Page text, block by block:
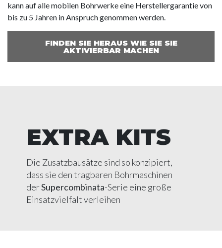
kann auf alle mobilen Bohrwerke eine Herstellergarantie von
bis zu 5 Jahren in Anspruch genommen werden.
FINDEN SIE HERAUS WIE SIE SIE
AKTIVIERBAR MACHEN
EXTRA KITS
Die Zusatzbausätze sind so konzipiert,
dass sie den tragbaren Bohrmaschinen
derSupercombinata-Serie eine große
Einsatzvielfalt verleihen